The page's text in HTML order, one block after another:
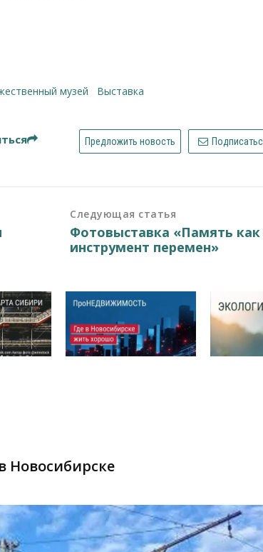
музей выставка
Предложить новость
Следующая статья
Фотовыставка «Память как
инструмент перемен»
Новосибирске